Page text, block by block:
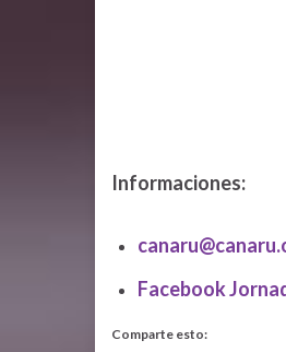
Informaciones:
Facebook
Comparte esto: